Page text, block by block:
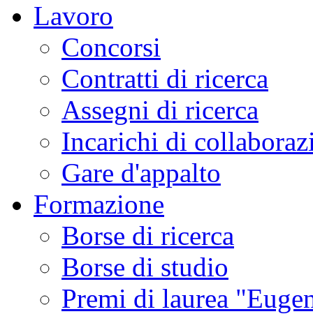
Lavoro
Concorsi
Contratti di ricerca
Assegni di ricerca
Incarichi di
Gare d'appalto
Formazione
Borse di ricerca
Borse di studio
Premi di laurea